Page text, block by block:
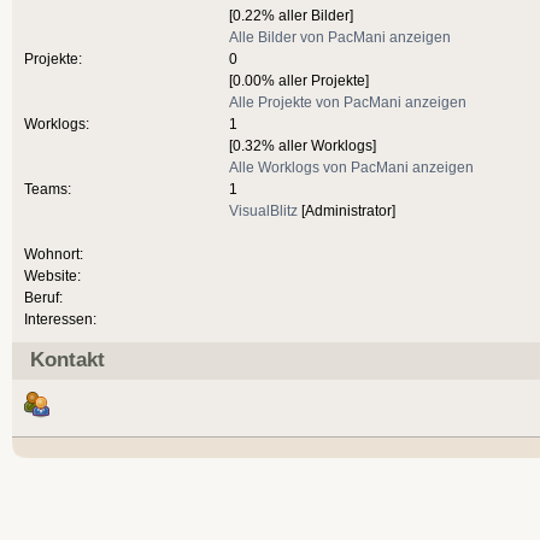
Projekte:
Worklogs:
Teams:
Wohnort:
Website:
Beruf:
Interessen:
[0.22% aller Bilder]
Alle Bilder von PacMani anzeigen
0
[0.00% aller Projekte]
Alle Projekte von PacMani anzeigen
1
[0.32% aller Worklogs]
Alle Worklogs von PacMani anzeigen
1
VisualBlitz [Administrator]
Kontakt